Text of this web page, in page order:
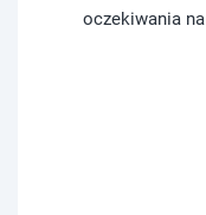
oczekiwania